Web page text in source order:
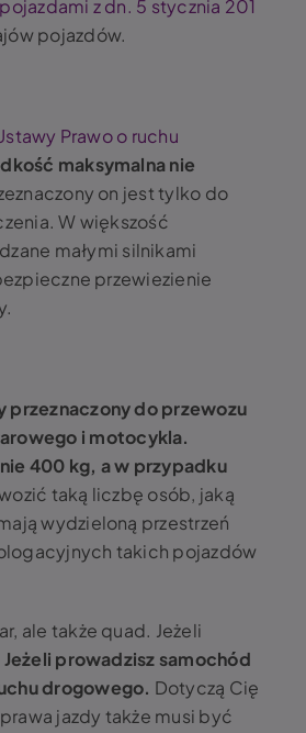
z dn. 5 stycznia 201
pojazdów.
Prawo o ruchu
maksymalna nie
on jest tylko do
W większość
małymi silnikami
przewiezienie
do przewozu
i motocykla.
400 kg, a w przypadku
taką liczbę osób, jaką
wydzieloną przestrzeń
takich pojazdów
ale także quad. Jeżeli
Jeżeli prowadzisz samochód
drogowego. Dotyczą Cię
jazdy także musi być